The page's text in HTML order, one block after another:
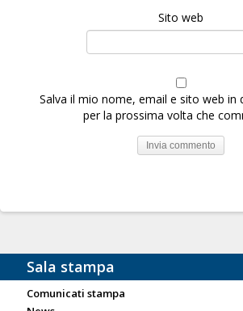
Sito web
Salva il mio nome, email e sito web in
per la prossima volta che
Sala stampa
Comunicati stampa